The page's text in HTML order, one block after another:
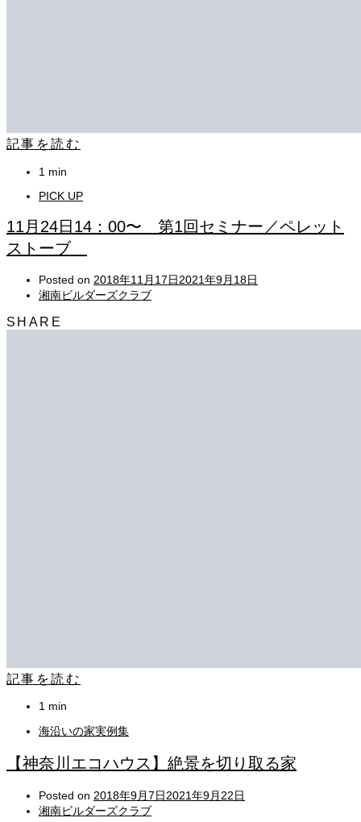
記事を読む
1 min
PICK UP
11月24日14：00〜 第1回セミナー／ペレット
ストーブ
Posted on 2018年11月17日2021年9月18日
湘南ビルダーズクラブ
SHARE
記事を読む
1 min
海沿いの家実例集
【神奈川エコハウス】絶景を切り取る家
Posted on 2018年9月7日2021年9月22日
湘南ビルダーズクラブ